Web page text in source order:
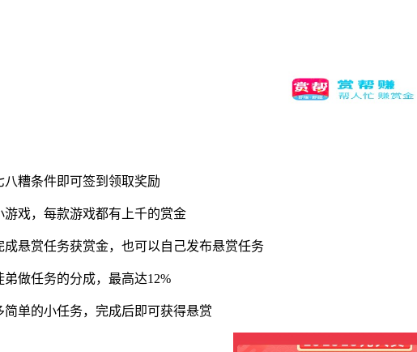
糟条件即可签到领取奖励
戏，每款游戏都有上千的赏金
悬赏任务获赏金，也可以自己发布悬赏任务
做任务的分成，最高达12%
单的小任务，完成后即可获得悬赏